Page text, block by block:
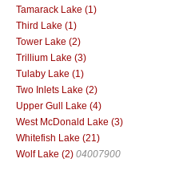
Tamarack Lake (1)
Third Lake (1)
Tower Lake (2)
Trillium Lake (3)
Tulaby Lake (1)
Two Inlets Lake (2)
Upper Gull Lake (4)
West McDonald Lake (3)
Whitefish Lake (21)
Wolf Lake (2) 04007900